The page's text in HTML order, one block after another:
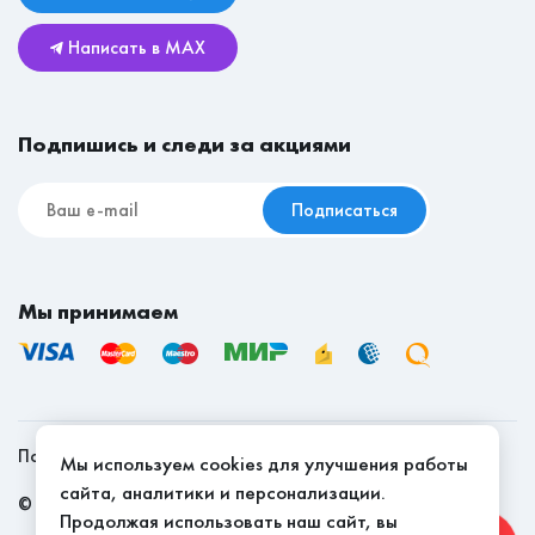
Подпишись и следи за акциями
Подписаться
Мы принимаем
Написать в MAX
Детские
Реставрационные материалы
Возврат и обмен
© 2026, Мебель Эконом - качество доступно
Политика конфиденциальности
Мы используем cookies для улучшения работы
сайта, аналитики и персонализации.
Продолжая использовать наш сайт, вы